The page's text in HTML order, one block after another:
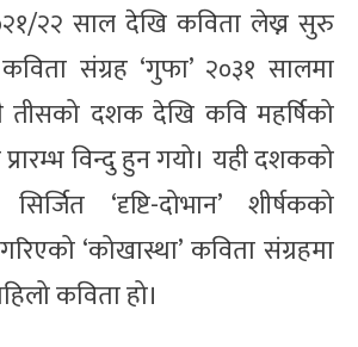
२२ साल देखि कविता लेख्न सुरु
संग्रह ‘गुफा’ २०३१ सालमा
तीसको दशक देखि कवि महर्षिको
विन्दु हुन गयो। यही दशकको
‘दृष्टि-दोभान’ शीर्षकको
‘कोखास्था’ कविता संग्रहमा
कविता हो।